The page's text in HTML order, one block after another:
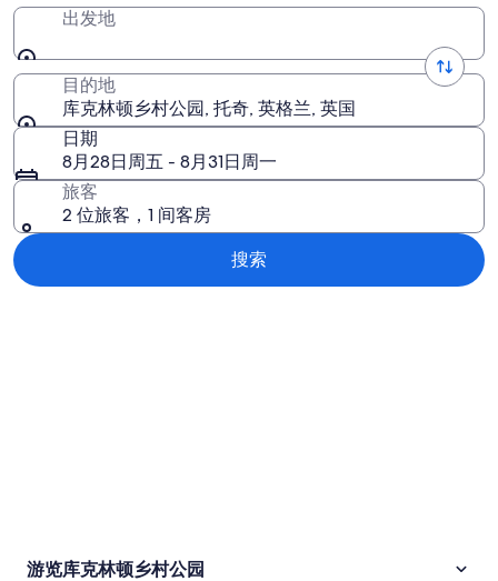
片
出发地
目的地
库克林顿乡村公园, 托奇, 英格兰, 英国
日期
8月28日周五 - 8月31日周一
旅客
2 位旅客，1 间客房
搜索
游览库克林顿乡村公园